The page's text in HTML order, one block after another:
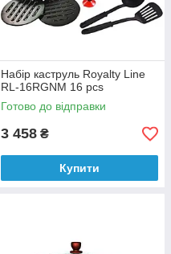
Набір каструль Royalty Line
RL-16RGNM 16 pcs
Готово до відправки
3 458 ₴
Купити